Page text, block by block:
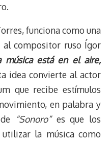
funciona como una
al compositor ruso Ígor
música está en el aire,
idea convierte al actor
que recibe estímulos
en palabra y
“Sonoro”es que los
la música como